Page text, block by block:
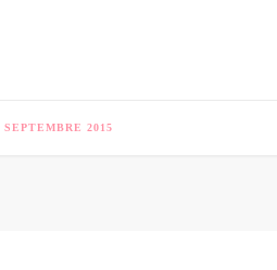
SEPTEMBRE 2015